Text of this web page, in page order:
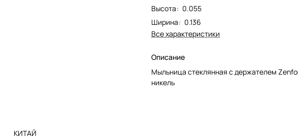
Высота: 0.055
Ширина: 0.136
Все характеристики
Описание
Мыльница стеклянная с держателем
никель
КИТАЙ